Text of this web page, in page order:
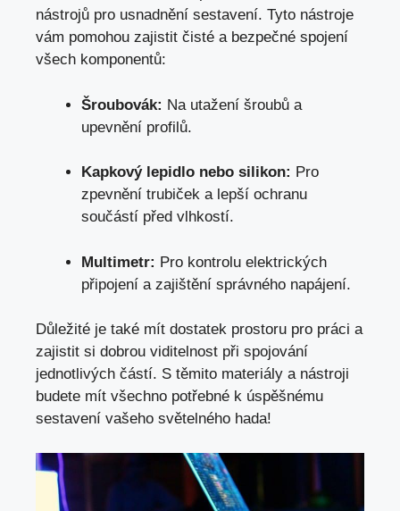
nástrojů pro usnadnění sestavení. Tyto nástroje
vám pomohou zajistit čisté a bezpečné spojení
všech komponentů:
Šroubovák: Na utažení šroubů a
upevnění profilů.
Kapkový lepidlo nebo silikon: Pro
zpevnění trubiček a lepší ochranu
součástí před vlhkostí.
Multimetr: Pro kontrolu elektrických
připojení a zajištění správného napájení.
Důležité je také mít dostatek prostoru pro práci a
zajistit si dobrou viditelnost při spojování
jednotlivých částí. S těmito materiály a nástroji
budete mít všechno potřebné k úspěšnému
sestavení vašeho světelného hada!